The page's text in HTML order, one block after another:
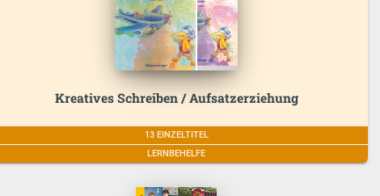
Kreatives Schreiben / Aufsatzerziehung
13 EINZELTITEL
LERNBEHELFE